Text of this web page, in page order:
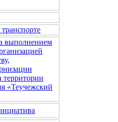
выполнением
территории
«Теучежский